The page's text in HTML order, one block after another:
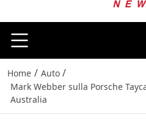
Home / Auto /
Mark Webber sulla Porsche
Australia